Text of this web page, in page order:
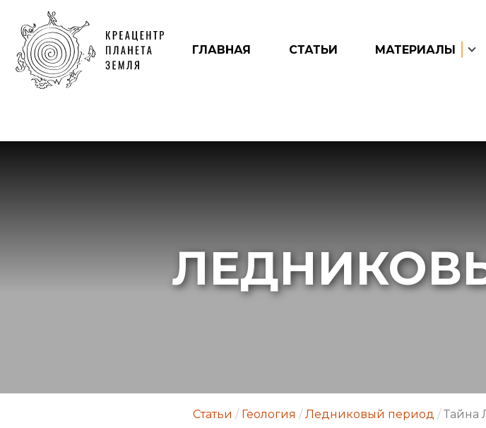
ГЛАВНАЯ СТАТЬИ МАТЕРИАЛЫ
Статьи / Геология / Ледниковый период / Тайна